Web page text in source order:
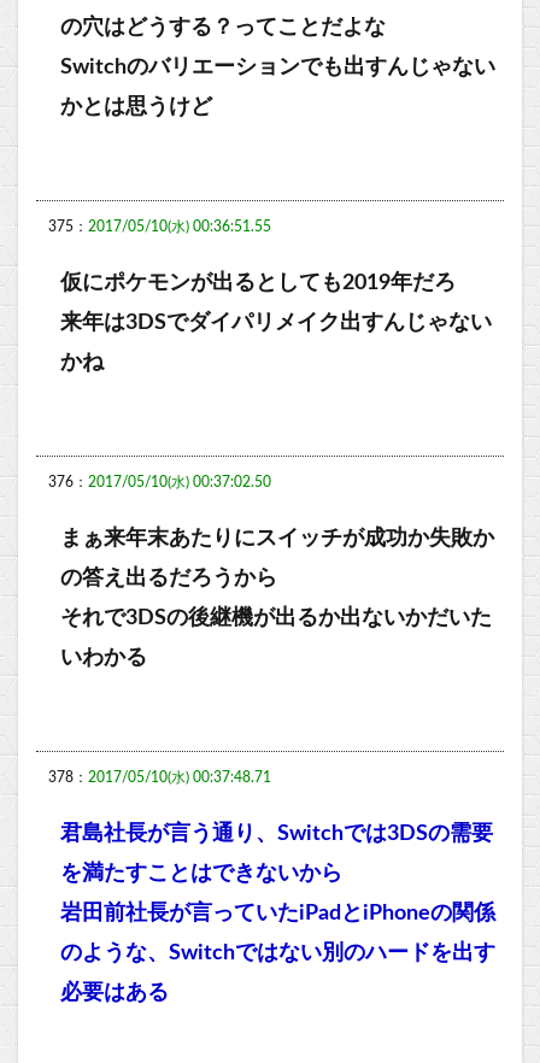
の穴はどうする？ってことだよな
Switchのバリエーションでも出すんじゃない
かとは思うけど
375： 2017/05/10(水) 00:36:51.55
仮にポケモンが出るとしても2019年だろ
来年は3DSでダイパリメイク出すんじゃない
かね
376： 2017/05/10(水) 00:37:02.50
まぁ来年末あたりにスイッチが成功か失敗か
の答え出るだろうから
それで3DSの後継機が出るか出ないかだいた
いわかる
378： 2017/05/10(水) 00:37:48.71
君島社長が言う通り、Switchでは3DSの需要
を満たすことはできないから
岩田前社長が言っていたiPadとiPhoneの関係
のような、Switchではない別のハードを出す
必要はある